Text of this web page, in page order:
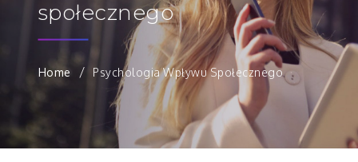
społecznego
Home Psychologia Wpływu Społecznego